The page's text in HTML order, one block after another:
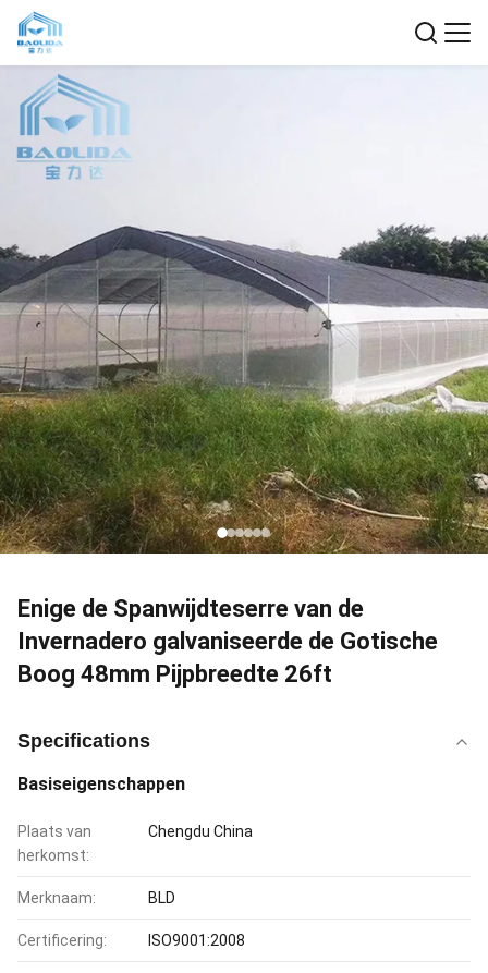
Enige de Spanwijdteserre van de
Invernadero galvaniseerde de Gotische
Boog 48mm Pijpbreedte 26ft
Specifications
Basiseigenschappen
Plaats van
herkomst:
Chengdu China
Merknaam: BLD
Certificering: ISO9001:2008